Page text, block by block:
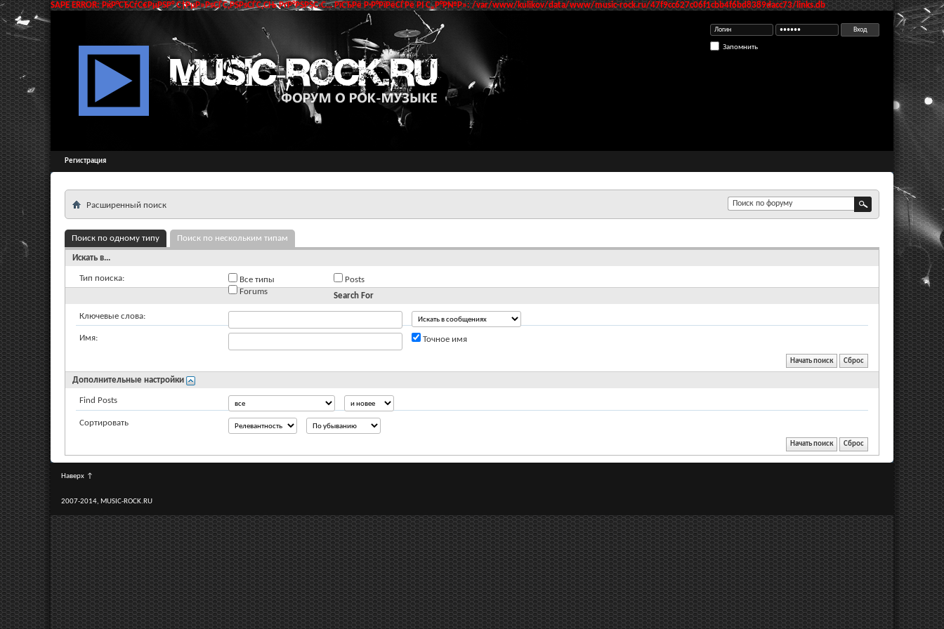
SAPE ERROR: РќР°СЂСѓС€РµРЅР° С†РµР»РѕСЃС‚РЅРѕСЃС‚СЊ РґР°РЅРЅС‹С… РїСЂРё Р·Р°РїРёСЃРё РІ С„Р°Р№Р»: /var/www/kulikov/data/www/music-rock.ru/47f9cc627c06f1cbb4f6bd8389dacc73/links.db
Запомнить
Регистрация
Расширенный поиск
Поиск по одному типу Поиск по нескольким типам
Искать в...
Тип поиска: Все типы
Posts
Forums
Search For
Ключевые слова:
Имя: Точное имя
Дополнительные настройки
Find Posts
Сортировать
Наверх ↑
2007-2014, MUSIC-ROCK.RU